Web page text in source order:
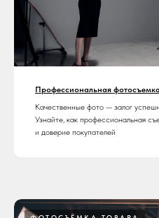
Профессиональная
Качественные фото — залог
Узнайте, как профессиональная
и доверие покупателей